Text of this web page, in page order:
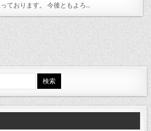
っております。 今後ともよろ…